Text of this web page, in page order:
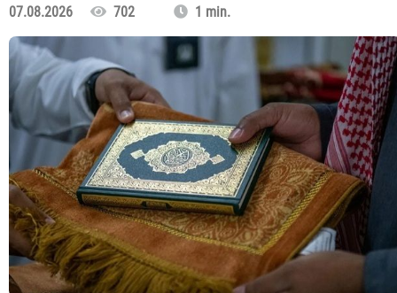
07.08.2026 702 1 min.